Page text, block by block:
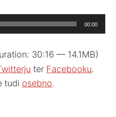
00:00
30:16 — 14.1MB)
ter Facebooku.
tudi osebno.